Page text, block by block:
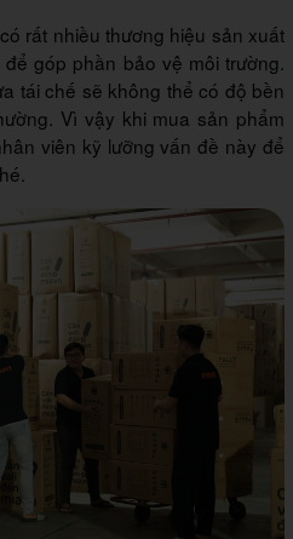
rất nhiều thương hiệu sản xuất
góp phần bảo vệ môi trường.
tái chế sẽ không thể có độ bền
Vì vậy khi mua sản phẩm
viên kỹ lưỡng vấn đề này để